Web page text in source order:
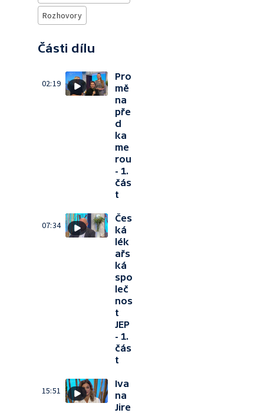
Rozhovory
Části dílu
02:19
Pro
mě
na
pře
d
ka
me
rou
- 1.
čás
t
07:34
Čes
ká
lék
ařs
ká
spo
leč
nos
t
JEP
- 1.
čás
t
15:51
Iva
na
Jire